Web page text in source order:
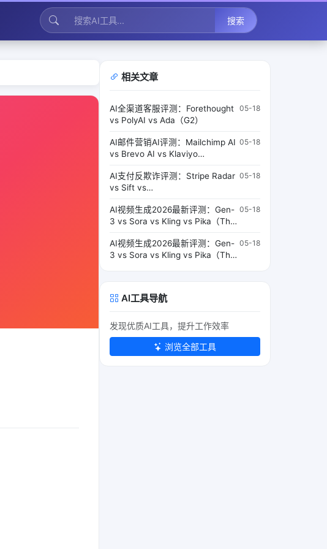
搜索
相关文章
AI全渠道客服评测：Forethought
vs PolyAI vs Ada（G2）
05-18
AI邮件营销AI评测：Mailchimp AI
vs Brevo AI vs Klaviyo
05-18
AI支付反欺诈评测：Stripe Radar
vs Sift vs
05-18
AI视频生成2026最新评测：Gen-
3 vs Sora vs Kling vs Pika（The
05-18
AI视频生成2026最新评测：Gen-
3 vs Sora vs Kling vs Pika（The
05-18
AI工具导航
发现优质AI工具，提升工作效率
浏览全部工具